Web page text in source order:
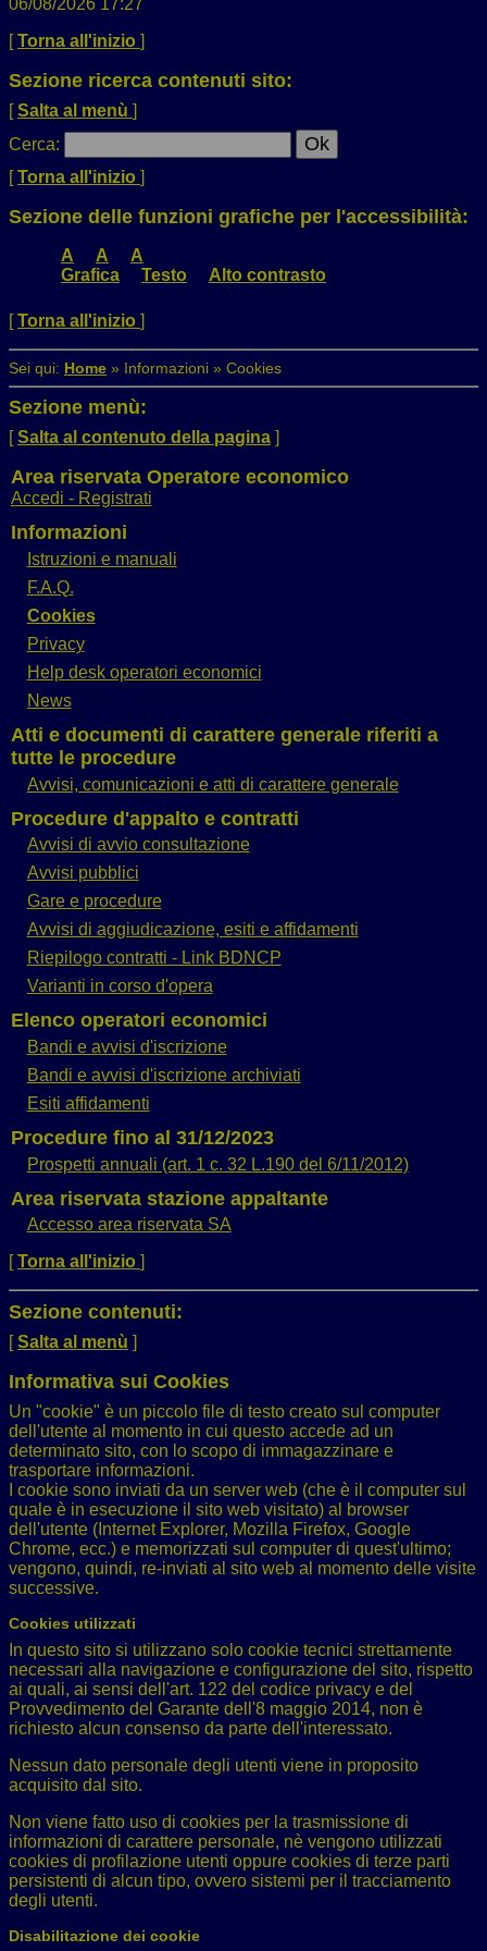
06/08/2026 17:27
[Torna all'inizio ]
Sezione ricerca contenuti sito:
[Salta al menù ]
Cerca:
[Torna all'inizio ]
Sezione delle funzioni grafiche per l'accessibilità:
A A
A
Grafica
Testo Alto contrasto
[Torna all'inizio ]
Sei qui: Home » Informazioni » Cookies
Sezione menù:
[Salta al contenuto della pagina ]
Area riservata Operatore economico
Accedi - Registrati
Informazioni
Istruzioni e manuali
F.A.Q.
Cookies
Privacy
Help desk operatori economici
News
Atti e documenti di carattere generale riferiti a
tutte le procedure
Avvisi, comunicazioni e atti di carattere generale
Procedure d'appalto e contratti
Avvisi di avvio consultazione
Avvisi pubblici
Gare e procedure
Avvisi di aggiudicazione, esiti e affidamenti
Riepilogo contratti - Link BDNCP
Varianti in corso d'opera
Elenco operatori economici
Bandi e avvisi d'iscrizione
Bandi e avvisi d'iscrizione archiviati
Esiti affidamenti
Procedure fino al 31/12/2023
Prospetti annuali (art. 1 c. 32 L.190 del 6/11/2012)
Area riservata stazione appaltante
Accesso area riservata SA
[Torna all'inizio ]
Sezione contenuti:
[Salta al menù ]
Informativa sui Cookies
Un "cookie" è un piccolo file di testo creato sul computer
dell'utente al momento in cui questo accede ad un
determinato sito, con lo scopo di immagazzinare e
trasportare informazioni.
I cookie sono inviati da un server web (che è il computer sul
quale è in esecuzione il sito web visitato) al browser
dell'utente (Internet Explorer, Mozilla Firefox, Google
Chrome, ecc.) e memorizzati sul computer di quest'ultimo;
vengono, quindi, re-inviati al sito web al momento delle visite
successive.
Cookies utilizzati
In questo sito si utilizzano solo cookie tecnici strettamente
necessari alla navigazione e configurazione del sito, rispetto
ai quali, ai sensi dell'art. 122 del codice privacy e del
Provvedimento del Garante dell'8 maggio 2014, non è
richiesto alcun consenso da parte dell'interessato.
Nessun dato personale degli utenti viene in proposito
acquisito dal sito.
Non viene fatto uso di cookies per la trasmissione di
informazioni di carattere personale, nè vengono utilizzati
cookies di profilazione utenti oppure cookies di terze parti
persistenti di alcun tipo, ovvero sistemi per il tracciamento
degli utenti.
Disabilitazione dei cookie